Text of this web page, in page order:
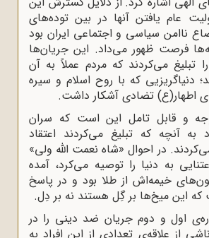
عام یافتن آنها در بین توده‌های
ناامن سیاسی و اجتماعی ایران بود
فرصت ظهور می‌داد. این جریان‌ها
تبلیغ می‌کردند که مردم عملاً به آن
دنیاگریزیی که با روح اسلام و سیره
اطهار(ع) تضادی آشکار داشت.
و قابل تامل این است که سران
به آنچه که تبلیغ می‌کردند اعتقاد
در احوال «شاه نعمت الله ولی»
به دنیا را توصیه می‌کرد، آمده
خیمه‌اش از طلا بود و در پاسخ
این میخ‌ها بر گِل هستند نه بر دِل.
اول و دوم جریان ضد دینی را در
از علاقه‌ی تعدادی از این افراد به